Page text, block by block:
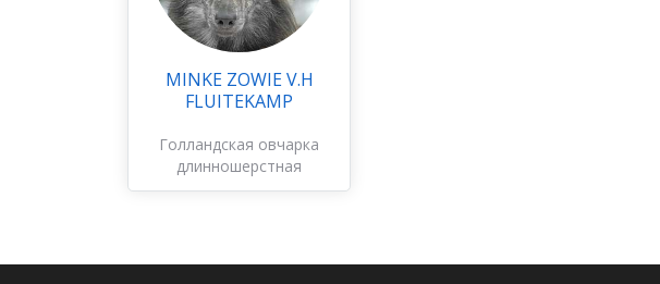
MINKE ZOWIE V.H
FLUITEKAMP
Голландская овчарка
длинношерстная